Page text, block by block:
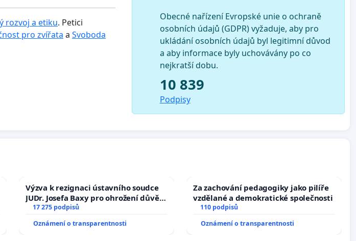
rozvoj a etiku. Petici
pro zvířata a Svoboda
Obecné nařízení Evropské unie o ochraně
osobních údajů (GDPR) vyžaduje, aby pro
ukládání osobních údajů byl legitimní důvod
a aby informace byly uchovávány po co
nejkratší dobu.
10 839
Podpisy
Výzva k rezignaci ústavního soudce
JUDr. Josefa Baxy pro ohrožení důvěry
ve spravedlivý proces
17 275 podpisů
Oznámení o transparentnosti
Za zachování pedagogiky jako pilíře
vzdělané a demokratické společnosti
110 podpisů
Oznámení o transparentnosti